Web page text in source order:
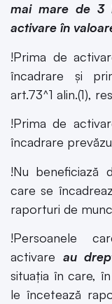
mai mare de 3
activare în
!Prima de
încadrare şi
art.73^1 alin.(1),
!Prima de
încadrare
!Nu beneficiază
care se
raporturi de
!Persoanele
activare au
situaţia în care,
le încetează